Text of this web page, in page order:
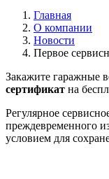
Главная
О компании
Новости
Первое
Закажите гаражные
сертификат на
Регулярное
преждевременного
условием для